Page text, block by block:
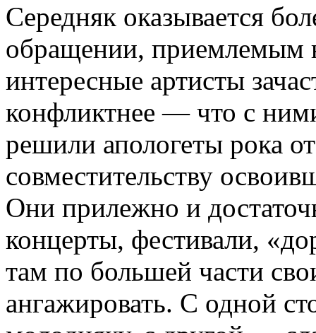
Середняк оказывается
обращении, приемлемым
интересные артисты
конфликтнее — что с
решили апологеты рока
совместительству
Они прилежно и
концерты, фестивали,
там по большей части
ангажировать. С одной